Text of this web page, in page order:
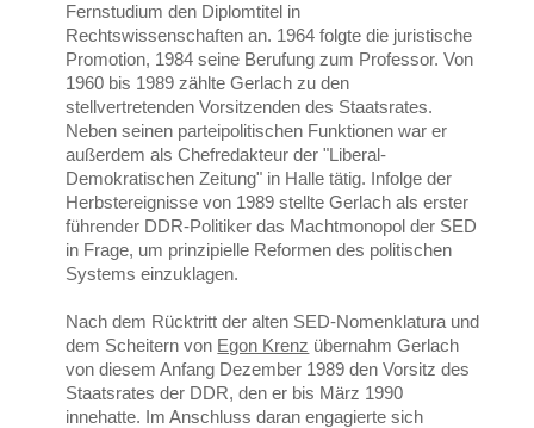
Fernstudium den Diplomtitel in
Rechtswissenschaften an. 1964 folgte die juristische
Promotion, 1984 seine Berufung zum Professor. Von
1960 bis 1989 zählte Gerlach zu den
stellvertretenden Vorsitzenden des Staatsrates.
Neben seinen parteipolitischen Funktionen war er
außerdem als Chefredakteur der "Liberal-
Demokratischen Zeitung" in Halle tätig. Infolge der
Herbstereignisse von 1989 stellte Gerlach als erster
führender DDR-Politiker das Machtmonopol der SED
in Frage, um prinzipielle Reformen des politischen
Systems einzuklagen.
Nach dem Rücktritt der alten SED-Nomenklatura und
dem Scheitern von Egon Krenz übernahm Gerlach
von diesem Anfang Dezember 1989 den Vorsitz des
Staatsrates der DDR, den er bis März 1990
innehatte. Im Anschluss daran engagierte sich